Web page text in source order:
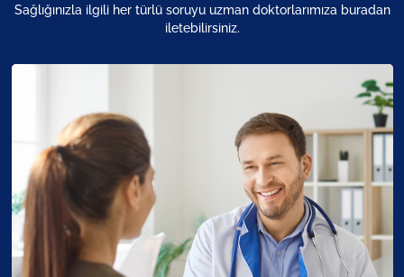
Sağlığınızla ilgili her türlü soruyu uzman doktorlarımıza buradan
iletebilirsiniz.